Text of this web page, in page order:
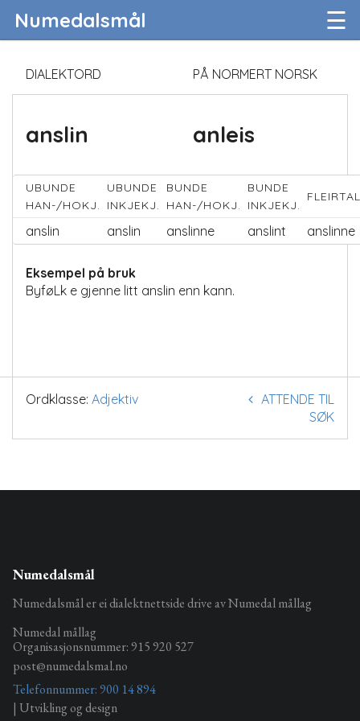
Numedalsmål ☰
DIALEKTORD PÅ NORMERT NORSK
anslin anleis
UBUNDE
HAN-/HOKJ.
UBUNDE
INKJEKJ.
BUNDE
HAN-/HOKJ.
BUNDE
INKJEKJ.
FLEIRTAL
anslin anslin anslinne anslint anslinne
Eksempel på bruk
ByføLk e gjenne litt anslin enn kann.
Ordklasse: Adjektiv
ATTENDE TIL
SØK
Numedalsmål
Numedalsmål er ei dialektnettside drive av Numedal mållag
Numedal mållag
Organisasjonsnummer: 915 920 527
post@numedalsmal.no
Telefonnummer: 900 14 894
| Utvikling og design